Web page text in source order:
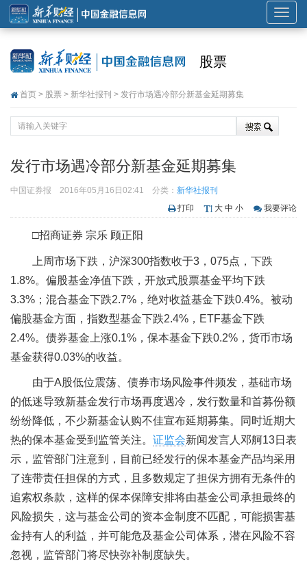
展
开
股票
首页 > 股票 > 新华社报刊 > 发行市场遇冷部分新基金延期募集
发行市场遇冷部分新基金延期募集
中国证券报 2016年05月16日02:41 分类： 新华社报刊
打印
大 中 小 我要评论
□招商证券 宗乐 顾正阳
上周市场下跌，沪深300指数收于3，075点，下跌
1.8%。偏股基金净值下跌，开放式股票基金平均下跌
3.3%；混合基金下跌2.7%，绝对收益基金下跌0.4%。被动
偏股基金方面，指数型基金下跌2.4%，ETF基金下跌
2.4%。债券基金上涨0.1%，保本基金下跌0.2%，货币市场
基金获得0.03%的收益。
由于A股低位震荡、债券市场风险事件频发，基础市场
的低迷导致新基金发行市场再度遇冷，发行数量和首募份额
纷纷降低，不少新基金认购不佳宣布延期募集。同时近期大
热的保本基金受到监管关注。 证监会新闻发言人邓舸13日表
示，监管部门注意到，目前已经发行的保本基金产品均采用
了连带责任担保的方式，且多数规定了担保方拥有无条件的
追索权条款，这样的保本保障安排将由基金公司承担最终的
风险损失，这与基金公司的资本金制度不匹配，可能损害基
金持有人的利益，并可能危及基金公司体系，潜在风险不容
忽视，监管部门将尽快弥补制度缺失。